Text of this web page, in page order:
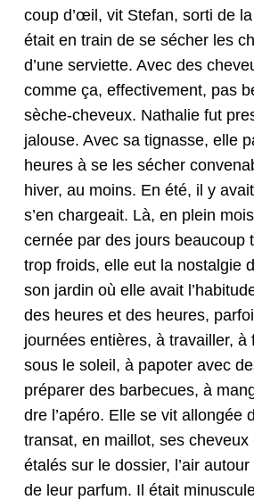
coup d’œil, vit Ste­fan, sor­ti de
était en train de se séch­er les
d’une servi­ette. Avec des
comme ça, effec­tive­ment, pas
sèche-cheveux. Nathalie fut
jalouse. Avec sa tig­nasse, elle
heures à se les séch­er
hiv­er, au moins. En été, il y
s’en chargeait. Là, en plein
cernée par des jours beau­coup
trop froids, elle eut la nos­tal­gie
son jardin où elle avait
des heures et des heures,
journées entières, à tra­vailler, à
sous le soleil, à papot­er avec
pré­par­er des bar­be­cues, à
dre l’apéro. Elle se vit allongée
transat, en mail­lot, ses cheveux
étalés sur le dossier, l’air autour
de leur par­fum. Il était